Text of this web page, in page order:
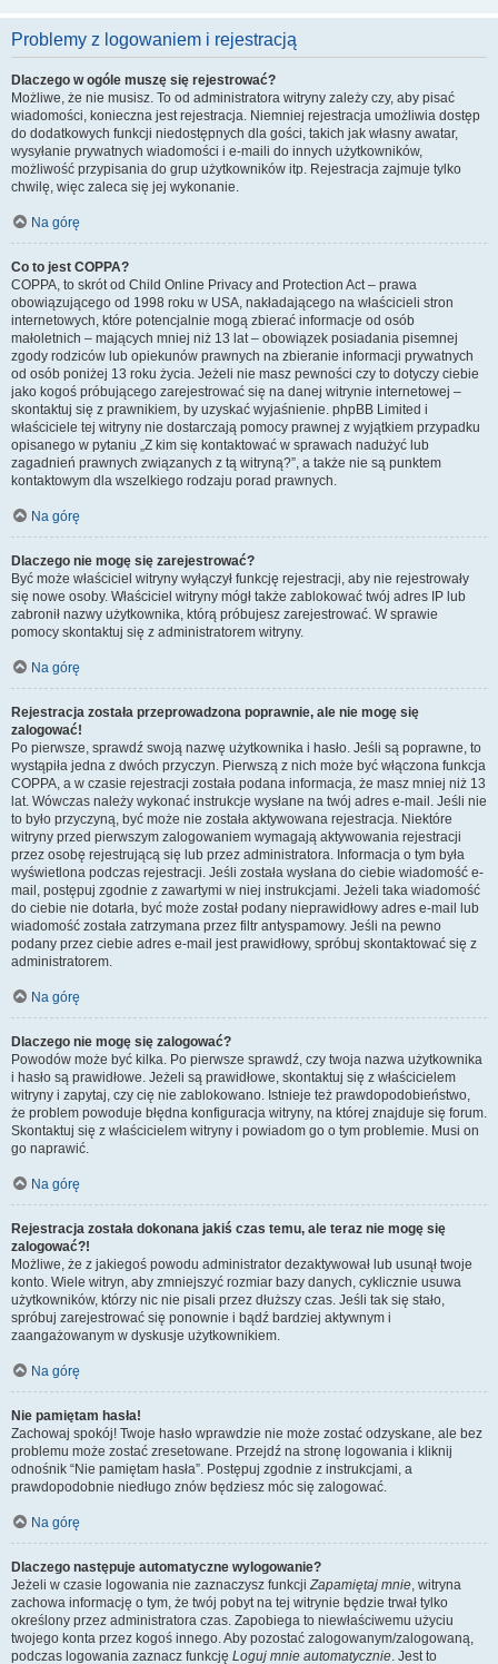
Problemy z logowaniem i rejestracją
Dlaczego w ogóle muszę się rejestrować?
Możliwe, że nie musisz. To od administratora witryny zależy czy, aby pisać
wiadomości, konieczna jest rejestracja. Niemniej rejestracja umożliwia dostęp
do dodatkowych funkcji niedostępnych dla gości, takich jak własny awatar,
wysyłanie prywatnych wiadomości i e-maili do innych użytkowników,
możliwość przypisania do grup użytkowników itp. Rejestracja zajmuje tylko
chwilę, więc zaleca się jej wykonanie.
Na górę
Co to jest COPPA?
COPPA, to skrót od Child Online Privacy and Protection Act – prawa
obowiązującego od 1998 roku w USA, nakładającego na właścicieli stron
internetowych, które potencjalnie mogą zbierać informacje od osób
małoletnich – mających mniej niż 13 lat – obowiązek posiadania pisemnej
zgody rodziców lub opiekunów prawnych na zbieranie informacji prywatnych
od osób poniżej 13 roku życia. Jeżeli nie masz pewności czy to dotyczy ciebie
jako kogoś próbującego zarejestrować się na danej witrynie internetowej –
skontaktuj się z prawnikiem, by uzyskać wyjaśnienie. phpBB Limited i
właściciele tej witryny nie dostarczają pomocy prawnej z wyjątkiem przypadku
opisanego w pytaniu „Z kim się kontaktować w sprawach nadużyć lub
zagadnień prawnych związanych z tą witryną?”, a także nie są punktem
kontaktowym dla wszelkiego rodzaju porad prawnych.
Na górę
Dlaczego nie mogę się zarejestrować?
Być może właściciel witryny wyłączył funkcję rejestracji, aby nie rejestrowały
się nowe osoby. Właściciel witryny mógł także zablokować twój adres IP lub
zabronił nazwy użytkownika, którą próbujesz zarejestrować. W sprawie
pomocy skontaktuj się z administratorem witryny.
Na górę
Rejestracja została przeprowadzona poprawnie, ale nie mogę się
zalogować!
Po pierwsze, sprawdź swoją nazwę użytkownika i hasło. Jeśli są poprawne, to
wystąpiła jedna z dwóch przyczyn. Pierwszą z nich może być włączona funkcja
COPPA, a w czasie rejestracji została podana informacja, że masz mniej niż 13
lat. Wówczas należy wykonać instrukcje wysłane na twój adres e-mail. Jeśli nie
to było przyczyną, być może nie została aktywowana rejestracja. Niektóre
witryny przed pierwszym zalogowaniem wymagają aktywowania rejestracji
przez osobę rejestrującą się lub przez administratora. Informacja o tym była
wyświetlona podczas rejestracji. Jeśli została wysłana do ciebie wiadomość e-
mail, postępuj zgodnie z zawartymi w niej instrukcjami. Jeżeli taka wiadomość
do ciebie nie dotarła, być może został podany nieprawidłowy adres e-mail lub
wiadomość została zatrzymana przez filtr antyspamowy. Jeśli na pewno
podany przez ciebie adres e-mail jest prawidłowy, spróbuj skontaktować się z
administratorem.
Na górę
Dlaczego nie mogę się zalogować?
Powodów może być kilka. Po pierwsze sprawdź, czy twoja nazwa użytkownika
i hasło są prawidłowe. Jeżeli są prawidłowe, skontaktuj się z właścicielem
witryny i zapytaj, czy cię nie zablokowano. Istnieje też prawdopodobieństwo,
że problem powoduje błędna konfiguracja witryny, na której znajduje się forum.
Skontaktuj się z właścicielem witryny i powiadom go o tym problemie. Musi on
go naprawić.
Na górę
Rejestracja została dokonana jakiś czas temu, ale teraz nie mogę się
zalogować?!
Możliwe, że z jakiegoś powodu administrator dezaktywował lub usunął twoje
konto. Wiele witryn, aby zmniejszyć rozmiar bazy danych, cyklicznie usuwa
użytkowników, którzy nic nie pisali przez dłuższy czas. Jeśli tak się stało,
spróbuj zarejestrować się ponownie i bądź bardziej aktywnym i
zaangażowanym w dyskusje użytkownikiem.
Na górę
Nie pamiętam hasła!
Zachowaj spokój! Twoje hasło wprawdzie nie może zostać odzyskane, ale bez
problemu może zostać zresetowane. Przejdź na stronę logowania i kliknij
odnośnik “Nie pamiętam hasła”. Postępuj zgodnie z instrukcjami, a
prawdopodobnie niedługo znów będziesz móc się zalogować.
Na górę
Dlaczego następuje automatyczne wylogowanie?
Jeżeli w czasie logowania nie zaznaczysz funkcjiZapamiętaj mnie, witryna
zachowa informację o tym, że twój pobyt na tej witrynie będzie trwał tylko
określony przez administratora czas. Zapobiega to niewłaściwemu użyciu
twojego konta przez kogoś innego. Aby pozostać zalogowanym/zalogowaną,
podczas logowania zaznacz funkcję Loguj mnie automatycznie. Jest to